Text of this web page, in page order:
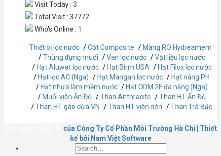
Visit Today : 3
Total Visit : 37772
Who's Online : 1
Thiết bị lọc nước Cột Composite
Màng RO Hydreamem
Thùng đựng muối
Van lọc nước
Vật liệu lọc nước
Hạt Aluwat lọc nước
Hạt Birm USA
Hạt Filox lọc nước
Hạt lọc AC (Nga)
Hạt Mangan lọc nước
Hạt nâng PH
Hạt nhựa làm mềm nước
Hạt ODM 2F đa năng (Nga)
Muối viên Ấn Độ
Than Anthracite
Than HT Ấn Độ
Than HT gáo dừa VN
Than HT viên nén Than Trà Bắc
của Công Ty Cổ Phần Môi Trường Hà Chi | Thiết
kế bởi Nam Việt Software
Search